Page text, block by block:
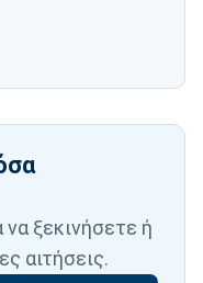
ξεκινήσετε ή
αιτήσεις.